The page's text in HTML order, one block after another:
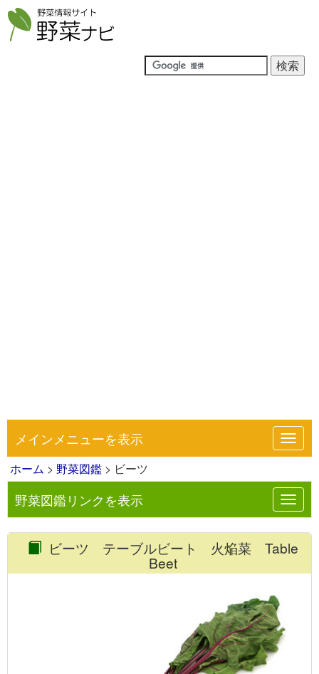
メインメニューを表示
ホーム > 野菜図鑑 > ビーツ
野菜図鑑リンクを表示
ビーツ テーブルビート 火焔菜 Table
Beet